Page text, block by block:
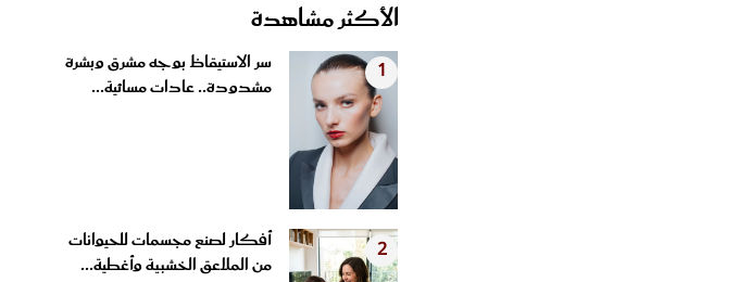
الأكثر مشاهدة
1
سر الاستيقاظ بوجه مشرق وبشرة
مشدودة.. عادات مسائية...
2
أفكار لصنع مجسمات للحيوانات
من الملاعق الخشبية وأغطية...